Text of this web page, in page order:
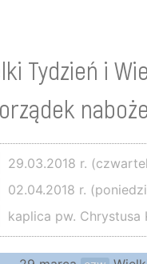
Tydzień i
29.03.2018 r.
02.04.2018 r.
kaplica pw. Chrystusa